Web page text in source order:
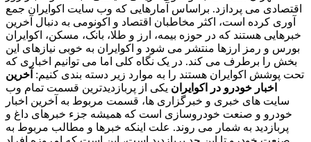
اقتصادی می پردازد. براساس آمارهایی که وب سایت اکوایران جمع
آوری کرده است، اکثر مخاطبان اقتصاد و اکونومی به دنبال آخرین
خبرهایی هستند که در حوزه بیمه، ارز و طلا، بانک، مسکن، اکوایران
بورس و رمز ارزها منتشر می شود و اکوایران به خوبی نیازهای این
بخش را برطرف می کند. در یک نگاه کلی اما می توانیم اخباری که
تحت پوشش اکوایران هستند را به موارد زیر دسته بندی کنیم: آخرین
اخبار خودرو در اکوایران یکی از پربازدیدترین قسمت تمام وب
سایت های خبری و خبرگزاری ها، قسمت مربوط به آخرین اخبار
خودرو و صنعت خودروسازی است که همیشه جزء خبرهای داغ و
پربازدید به شمار می روند. علت اینکه خبرها و مطالب مربوط به